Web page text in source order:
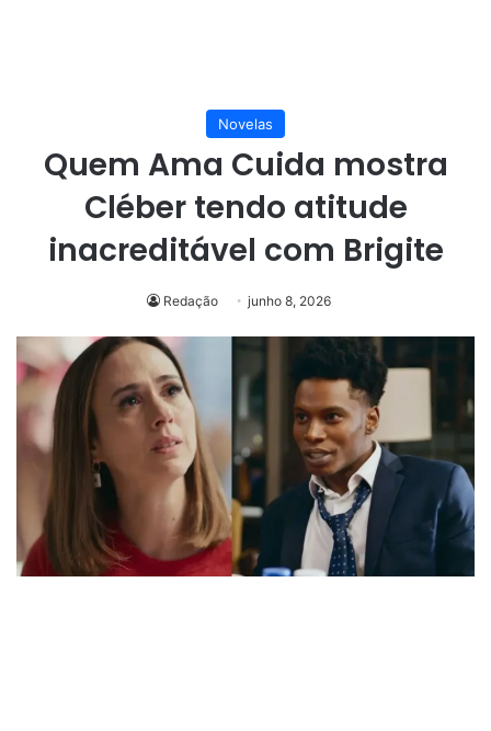
Novelas
Quem Ama Cuida mostra
Cléber tendo atitude
inacreditável com Brigite
Redação junho 8, 2026